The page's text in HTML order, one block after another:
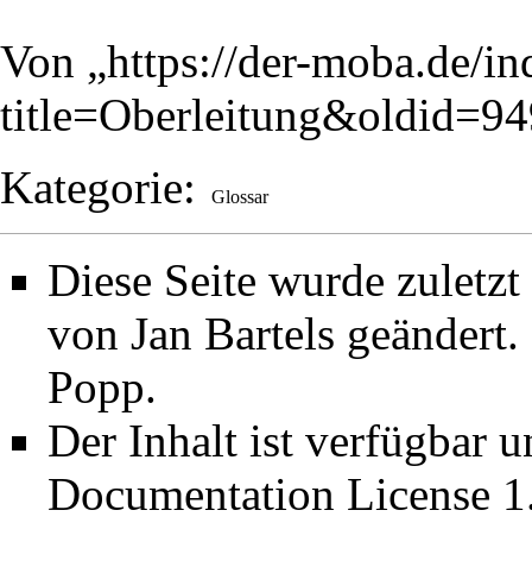
Von „https://der-moba.de/
Kategorie: Glossar
Diese Seite wurde
von Jan Bartels
Popp.
Der Inhalt ist verfügbar
Documentation License